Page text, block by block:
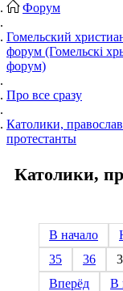
Форум
Гомельский
форум (Гомельскі
форум)
Про все сразу
Католики,
протестанты
Католики,
В начало
35
36
Вперёд
В